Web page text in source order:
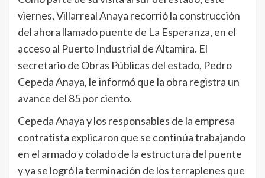
viernes, Villarreal Anaya recorrió la construcción
del ahora llamado puente de La Esperanza, en el
acceso al Puerto Industrial de Altamira. El
secretario de Obras Públicas del estado, Pedro
Cepeda Anaya, le informó que la obra registra un
avance del 85 por ciento.
Cepeda Anaya y los responsables de la empresa
contratista explicaron que se continúa trabajando
en el armado y colado de la estructura del puente
y ya se logró la terminación de los terraplenes que